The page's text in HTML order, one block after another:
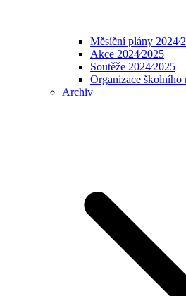
Měsíční plány
Akce 2024⁄2025
Soutěže 2024⁄2025
Organizace školního
Archiv